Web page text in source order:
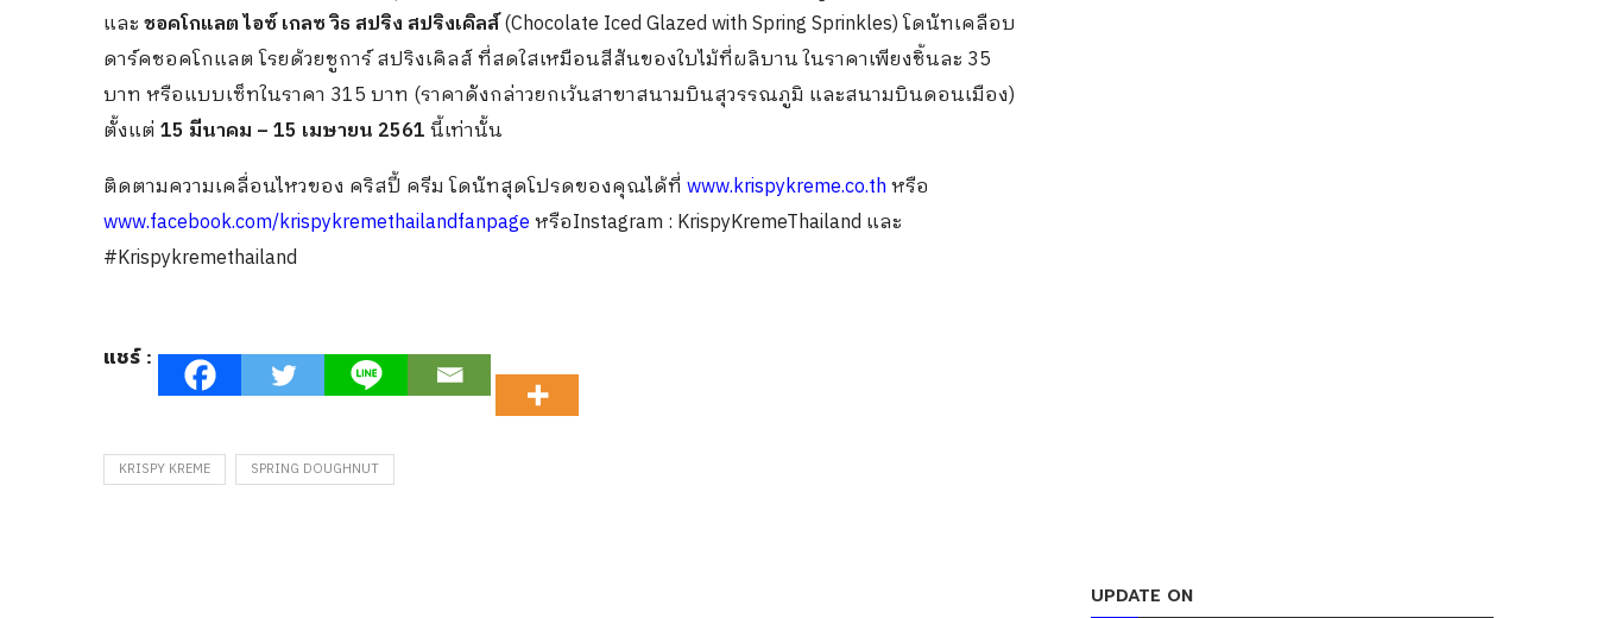
และชอคโกแลต ไอซ์ เกลซ วิธ สปริง สปริงเคิลส์(Chocolate Iced Glazed with Spring Sprinkles) โดนัทเคลือบ
ดาร์คชอคโกแลต โรยด้วยชูการ์ สปริงเคิลส์ ที่สดใสเหมือนสีสันของใบไม้ที่ผลิบาน ในราคาเพียงชิ้นละ 35
บาท หรือแบบเซ็ทในราคา 315 บาท (ราคาดังกล่าวยกเว้นสาขาสนามบินสุวรรณภูมิ และสนามบินดอนเมือง)
ตั้งแต่ 15 มีนาคม – 15 เมษายน 2561นี้เท่านั้น
ติดตามความเคลื่อนไหวของ คริสปี้ ครีม โดนัทสุดโปรดของคุณได้ที่ www.krispykreme.co.thหรือ
www.facebook.com/krispykremethailandfanpageหรือInstagram : KrispyKremeThailand และ
#Krispykremethailand
แชร์ :
KRISPY KREME SPRING DOUGHNUT
UPDATE ON